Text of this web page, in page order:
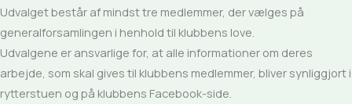
Udvalget består af mindst tre medlemmer, der vælges på
generalforsamlingen i henhold til klubbens love.
Udvalgene er ansvarlige for, at alle informationer om deres
arbejde, som skal gives til klubbens medlemmer, bliver synliggjort i
rytterstuen og på klubbens Facebook-side.